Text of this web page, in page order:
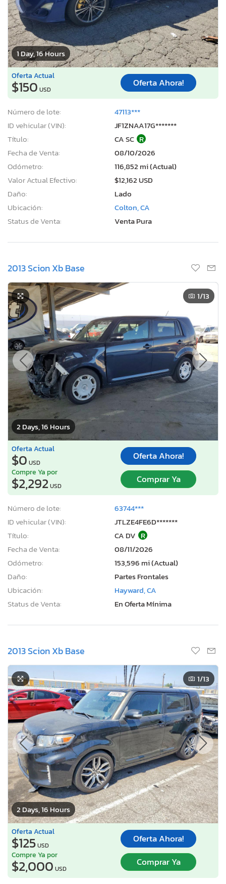
1 Day, 16 Hours
Oferta Actual
$150 USD
Oferta Ahora!
Número de lote:
47113***
ID vehicular (VIN):
JF1ZNAA17G*******
Título:
CA SC R
Fecha de Venta:
08/10/2026
Odómetro:
116,852 mi (Actual)
Valor Actual Efectivo:
$12,162 USD
Daño:
Lado
Ubicación:
Colton, CA
Status de Venta:
Venta Pura
2013 Scion Xb Base
2 Days, 16 Hours
1/13
Oferta Actual
$0 USD
Oferta Ahora!
Compre Ya por
$2,292 USD
Comprar Ya
Número de lote:
63744***
ID vehicular (VIN):
JTLZE4FE6D*******
Título:
CA DV R
Fecha de Venta:
08/11/2026
Odómetro:
153,596 mi (Actual)
Daño:
Partes Frontales
Ubicación:
Hayward, CA
Status de Venta:
En Oferta Mínima
2013 Scion Xb Base
2 Days, 16 Hours
1/13
Oferta Actual
$125USD
Oferta Ahora!
Compre Ya por
$2,000 USD
Comprar Ya